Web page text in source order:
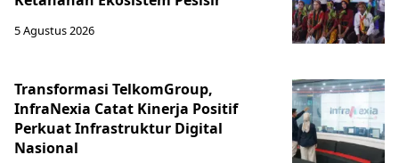
5 Agustus 2026
Transformasi TelkomGroup,
InfraNexia Catat Kinerja Positif
Perkuat Infrastruktur Digital
Nasional